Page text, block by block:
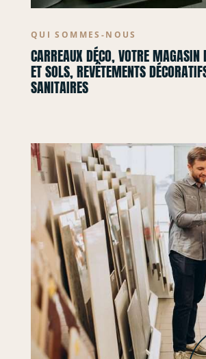
QUI SOMMES-NOUS
CARREAUX DÉCO, VOTRE MAGASIN
ET SOLS, REVÊTEMENTS
SANITAIRES